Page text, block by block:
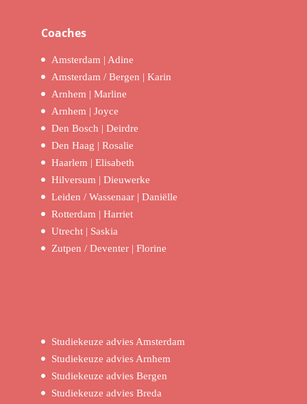
Coaches
Amsterdam | Adine
Amsterdam / Bergen | Karin
Arnhem | Marline
Arnhem | Joyce
Den Bosch | Deirdre
Den Haag | Rosalie
Haarlem | Elisabeth
Hilversum | Dieuwerke
Leiden / Wassenaar | Daniëlle
Rotterdam | Harriet
Utrecht | Saskia
Zutpen / Deventer | Florine
Studiekeuze advies Amsterdam
Studiekeuze advies Arnhem
Studiekeuze advies Bergen
Studiekeuze advies Breda